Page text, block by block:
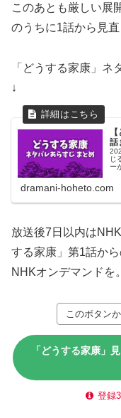
このあとも厳しい展
のうちに1話から見
「どうする家康」ネ
↓
話
じ
ー
dramani-hoheto.com
放送後7日以内は
する家康」第1話か
NHKオンデマンドを。
このボタン
「どうする家康」
登録